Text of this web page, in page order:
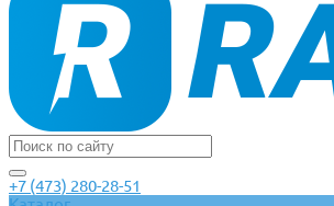
+7 (473) 280-28-51